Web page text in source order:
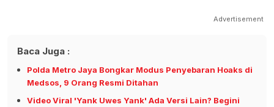
Advertisement
Baca Juga :
Polda Metro Jaya Bongkar Modus Penyebaran Hoaks di
Medsos, 9 Orang Resmi Ditahan
Video Viral 'Yank Uwes Yank' Ada Versi Lain? Begini